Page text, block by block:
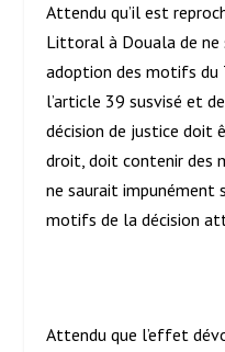
Attendu qu’il est
Littoral à Douala de ne
adoption des motifs du
l’article 39 susvisé et
décision de justice
droit, doit contenir des
ne saurait impunément
motifs de la décision
Attendu que l’effet